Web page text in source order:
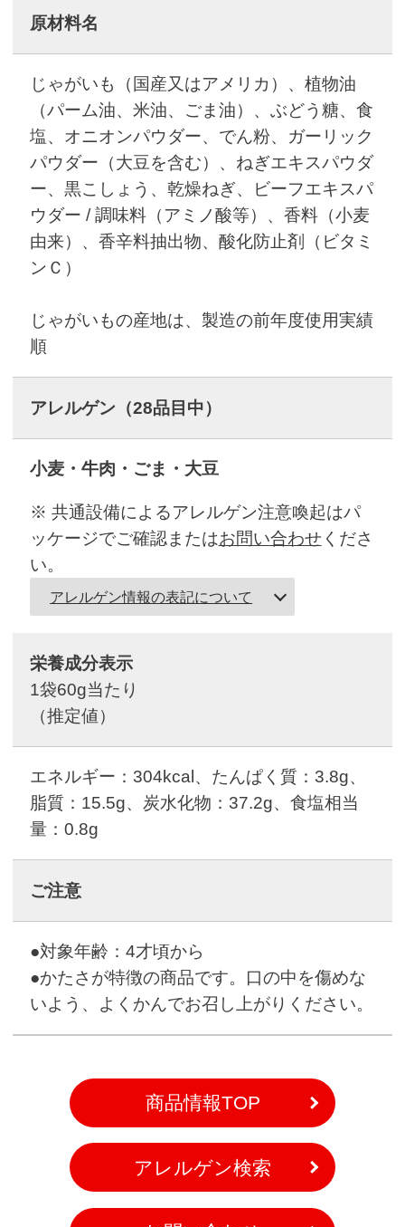
原材料名
じゃがいも（国産又はアメリカ）、植物油
（パーム油、米油、ごま油）、ぶどう糖、食
塩、オニオンパウダー、でん粉、ガーリック
パウダー（大豆を含む）、ねぎエキスパウダ
ー、黒こしょう、乾燥ねぎ、ビーフエキスパ
ウダー / 調味料（アミノ酸等）、香料（小麦
由来）、香辛料抽出物、酸化防止剤（ビタミ
ンＣ）
じゃがいもの産地は、製造の前年度使用実績
順
アレルゲン （28品目中）
小麦・牛肉・ごま・大豆
※ 共通設備によるアレルゲン注意喚起はパ
ッケージでご確認またはお問い合わせ くださ
い。
アレルゲン情報の表記について
栄養成分表示
1袋60g当たり
（推定値）
エネルギー：304kcal、たんぱく質：3.8g、
脂質：15.5g、炭水化物：37.2g、食塩相当
量：0.8g
ご注意
●対象年齢：4才頃から
●かたさが特徴の商品です。口の中を傷めな
いよう、よくかんでお召し上がりください。
商品情報TOP
アレルゲン検索